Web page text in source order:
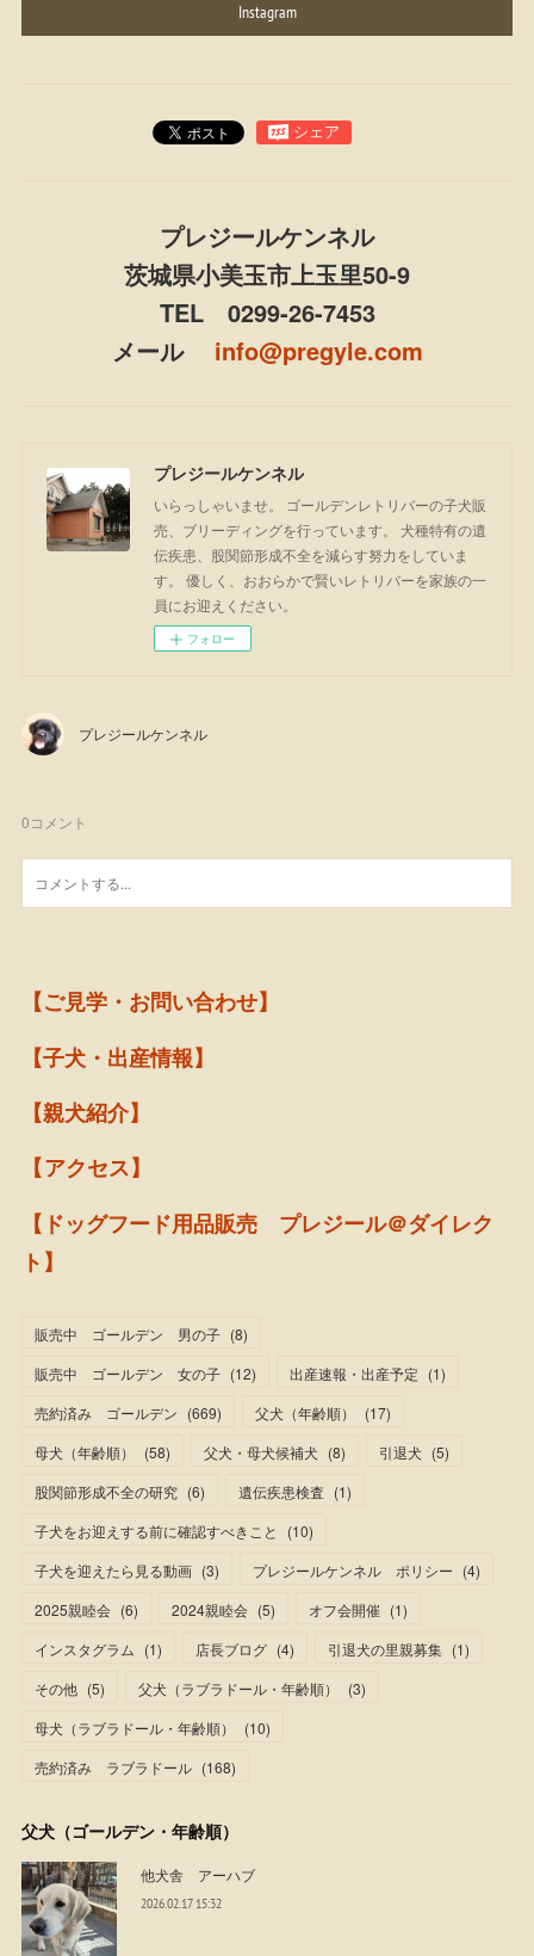
Instagram
プレジールケンネル
茨城県小美玉市上玉里50-9
TEL 0299-26-7453
メール info@pregyle.com
プレジールケンネル
いらっしゃいませ。 ゴールデンレトリバーの子犬販
売、ブリーディングを行っています。 犬種特有の遺
伝疾患、股関節形成不全を減らす努力をしていま
す。 優しく、おおらかで賢いレトリバーを家族の一
員にお迎えください。
フォロー
プレジールケンネル
0コメント
【ご見学・お問い合わせ】
【子犬・出産情報】
【親犬紹介】
【アクセス】
【ドッグフード用品販売 プレジール＠ダイレク
ト】
販売中 ゴールデン 男の子 (8)
販売中 ゴールデン 女の子 (12) 出産速報・出産予定 (1)
売約済み ゴールデン (669) 父犬（年齢順） (17)
母犬（年齢順）
(58) 父犬・母犬候補犬 (8) 引退犬 (5)
股関節形成不全の研究 (6) 遺伝疾患検査 (1)
子犬をお迎えする前に確認すべきこと
(10)
子犬を迎えたら見る動画 (3) プレジールケンネル ポリシー (4)
2025親睦会 (6) 2024親睦会 (5) オフ会開催 (1)
インスタグラム (1) 店長ブログ (4) 引退犬の里親募集 (1)
その他 (5) 父犬（ラブラドール・年齢順） (3)
母犬（ラブラドール・年齢順）
(10)
売約済み ラブラドール (168)
父犬（ゴールデン・年齢順）
他犬舎 アーハブ
2026.02.17 15:32